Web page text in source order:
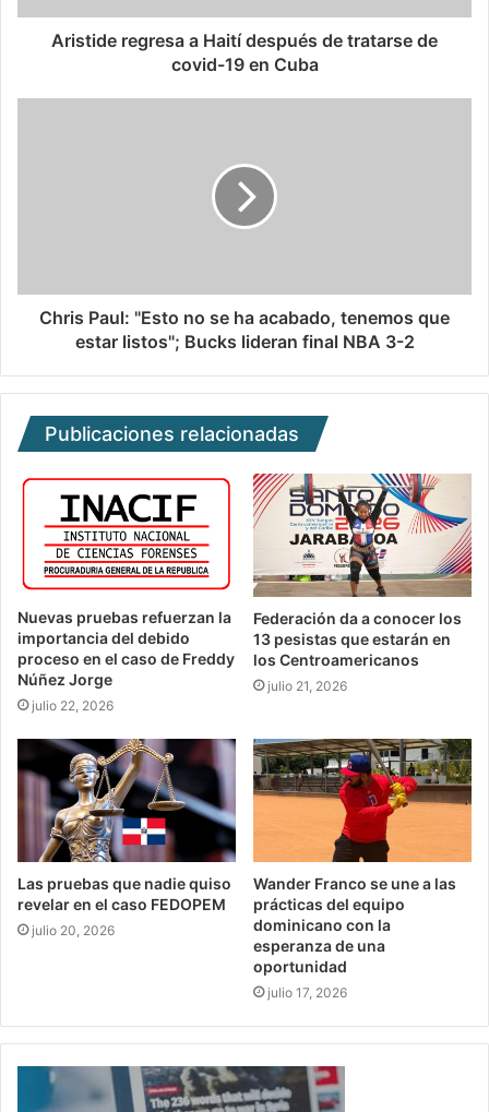
Aristide regresa a Haití después de tratarse de
covid-19 en Cuba
Chris Paul: "Esto no se ha acabado, tenemos que
estar listos"; Bucks lideran final NBA 3-2
Publicaciones relacionadas
Nuevas pruebas refuerzan la
importancia del debido
proceso en el caso de Freddy
Núñez Jorge
julio 22, 2026
Federación da a conocer los
13 pesistas que estarán en
los Centroamericanos
julio 21, 2026
Las pruebas que nadie quiso
revelar en el caso FEDOPEM
julio 20, 2026
Wander Franco se une a las
prácticas del equipo
dominicano con la
esperanza de una
oportunidad
julio 17, 2026